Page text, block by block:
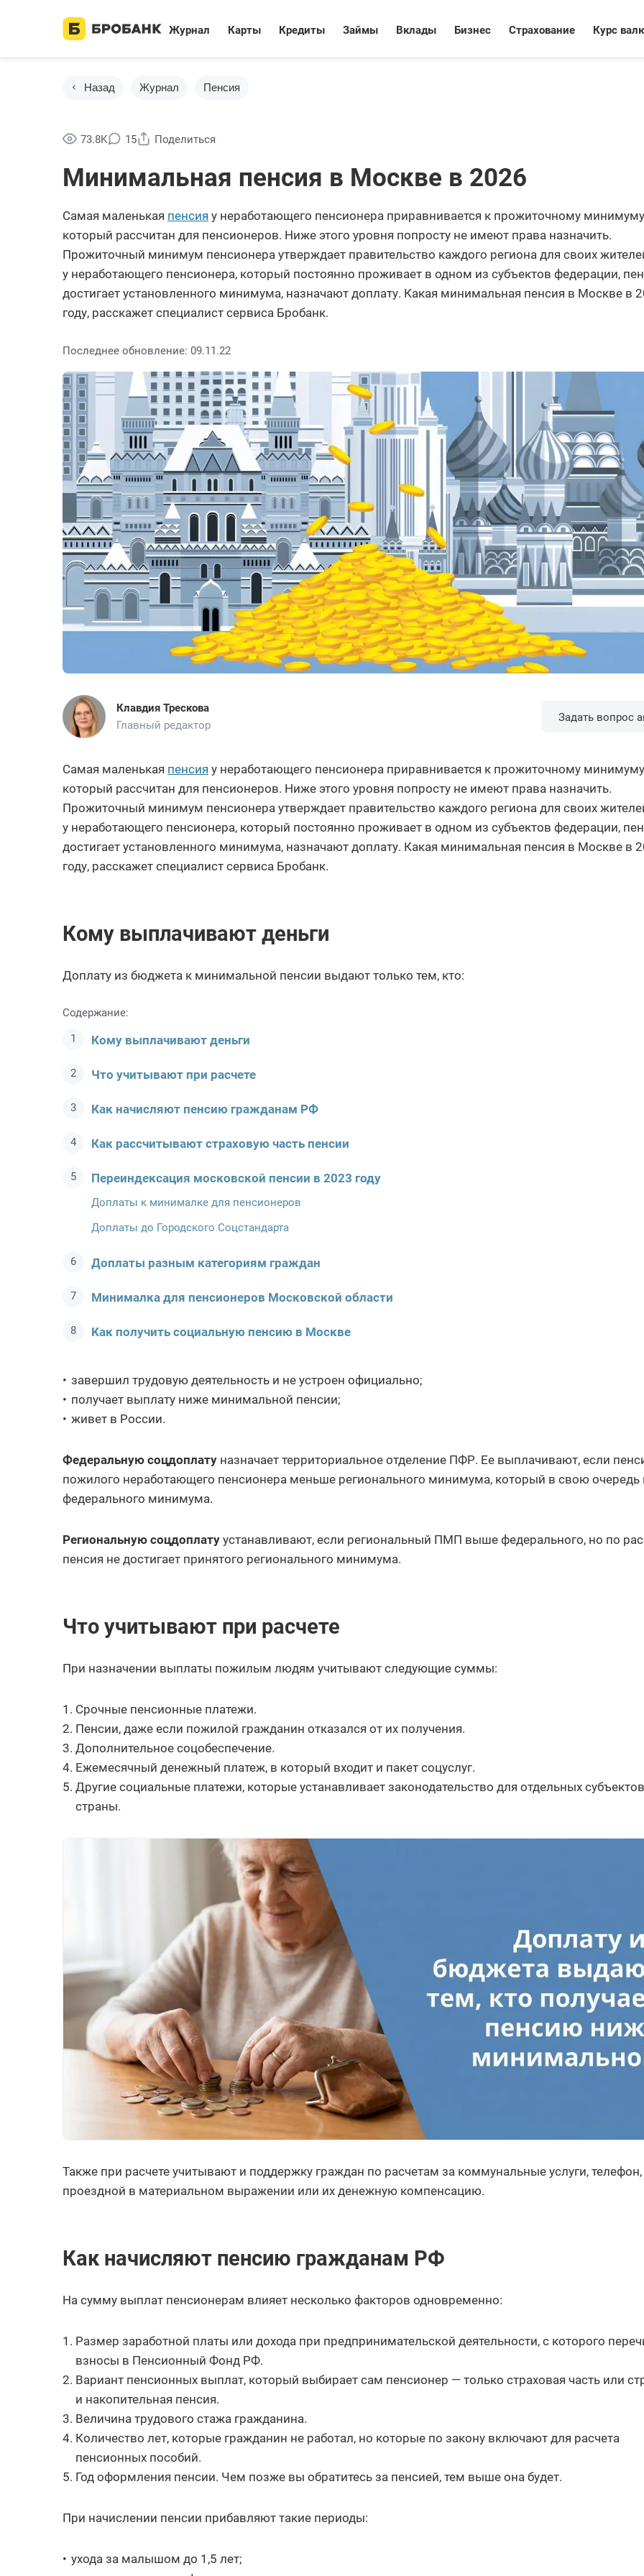
Журнал Карты Кредиты Займы Вклады Бизнес Страхование Курс
Назад Журнал Пенсия
73.8K 15 Поделиться
Минимальная пенсия в Москве в 2026
Самая маленькая пенсия у неработающего пенсионера приравнивается к прожиточному
который рассчитан для пенсионеров. Ниже этого уровня попросту не имеют права назначить.
Прожиточный минимум пенсионера утверждает правительство каждого региона для своих
у неработающего пенсионера, который постоянно проживает в одном из субъектов федерации,
достигает установленного минимума, назначают доплату. Какая минимальная пенсия в Москве в
году, расскажет специалист сервиса Бробанк.
Последнее обновление: 09.11.22
Клавдия Трескова
Главный редактор
Задать вопрос
Самая маленькая пенсия у неработающего пенсионера приравнивается к прожиточному
который рассчитан для пенсионеров. Ниже этого уровня попросту не имеют права назначить.
Прожиточный минимум пенсионера утверждает правительство каждого региона для своих
у неработающего пенсионера, который постоянно проживает в одном из субъектов федерации,
достигает установленного минимума, назначают доплату. Какая минимальная пенсия в Москве в
году, расскажет специалист сервиса Бробанк.
Кому выплачивают деньги
Доплату из бюджета к минимальной пенсии выдают только тем, кто:
Содержание:
Кому выплачивают деньги
Что учитывают при расчете
Как начисляют пенсию гражданам РФ
Как рассчитывают страховую часть пенсии
Переиндексация московской пенсии в 2023 году
Доплаты к минималке для пенсионеров
Доплаты до Городского Соцстандарта
Доплаты разным категориям граждан
Минималка для пенсионеров Московской области
Как получить социальную пенсию в Москве
завершил трудовую деятельность и не устроен официально;
получает выплату ниже минимальной пенсии;
живет в России.
Федеральную соцдоплату назначает территориальное отделение ПФР. Ее выплачивают, если
пожилого неработающего пенсионера меньше регионального минимума, который в свою очередь
федерального минимума.
Региональную соцдоплату устанавливают, если региональный ПМП выше федерального, но по
пенсия не достигает принятого регионального минимума.
Что учитывают при расчете
При назначении выплаты пожилым людям учитывают следующие суммы:
Срочные пенсионные платежи.
Пенсии, даже если пожилой гражданин отказался от их получения.
Дополнительное соцобеспечение.
Ежемесячный денежный платеж, в который входит и пакет соцуслуг.
Другие социальные платежи, которые устанавливает законодательство для отдельных субъектов
страны.
Также при расчете учитывают и поддержку граждан по расчетам за коммунальные услуги, телефон,
проездной в материальном выражении или их денежную компенсацию.
Как начисляют пенсию гражданам РФ
На сумму выплат пенсионерам влияет несколько факторов одновременно:
Размер заработной платы или дохода при предпринимательской деятельности, с которого
взносы в Пенсионный Фонд РФ.
Вариант пенсионных выплат, который выбирает сам пенсионер — только страховая часть или
и накопительная пенсия.
Величина трудового стажа гражданина.
Количество лет, которые гражданин не работал, но которые по закону включают для расчета
пенсионных пособий.
Год оформления пенсии. Чем позже вы обратитесь за пенсией, тем выше она будет.
При начислении пенсии прибавляют такие периоды:
ухода за малышом до 1,5 лет;